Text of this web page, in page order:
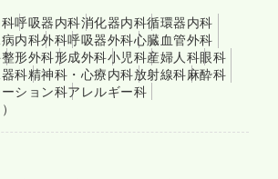
呼吸器内科消化器内科循環器内科
内科外科呼吸器外科心臓血管外科
整形外科形成外科小児科産婦人科眼科
科精神科・心療内科放射線科麻酔科
ション科アレルギー科